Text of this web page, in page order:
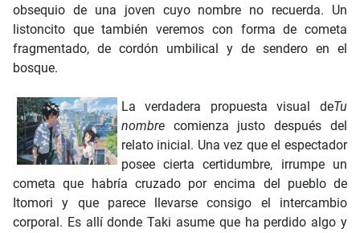
obsequio de una joven cuyo nombre no recuerda. Un
listoncito que también veremos con forma de cometa
fragmentado, de cordón umbilical y de sendero en el
bosque.
La verdadera propuesta visual deTu
nombrecomienza justo después del
relato inicial. Una vez que el espectador
posee cierta certidumbre, irrumpe un
cometa que habría cruzado por encima del pueblo de
Itomori y que parece llevarse consigo el intercambio
corporal. Es allí donde Taki asume que ha perdido algo y